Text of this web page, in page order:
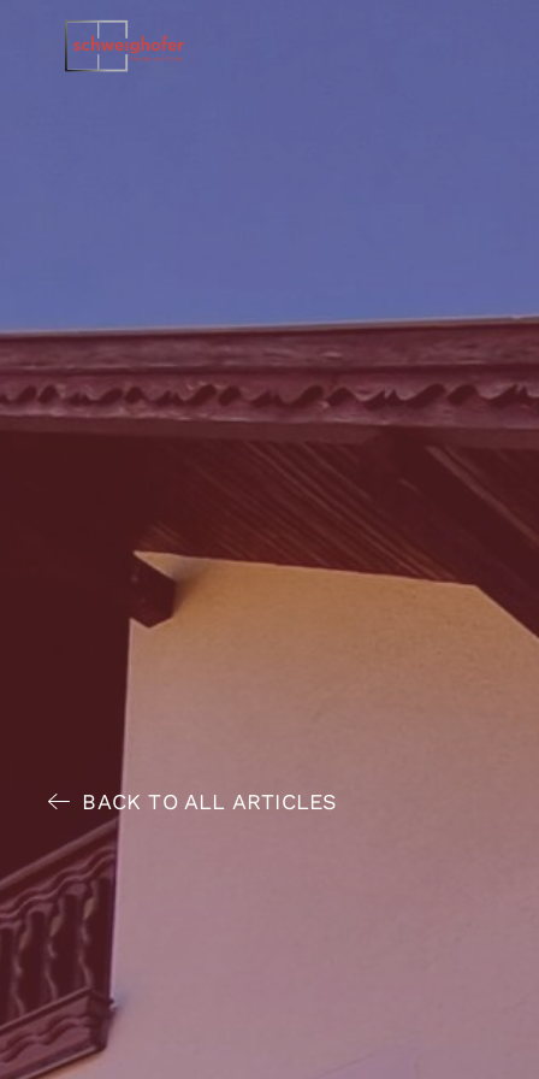
BACK TO ALL ARTICLES